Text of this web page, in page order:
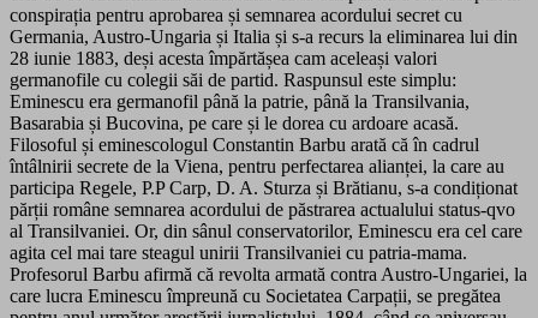
conspirația pentru aprobarea și semnarea acordului secret cu
Germania, Austro-Ungaria și Italia și s-a recurs la eliminarea lui din
28 iunie 1883, deși acesta împărtășea cam aceleași valori
germanofile cu colegii săi de partid. Raspunsul este simplu:
Eminescu era germanofil până la patrie, până la Transilvania,
Basarabia și Bucovina, pe care și le dorea cu ardoare acasă.
Filosoful și eminescologul Constantin Barbu arată că în cadrul
întâlnirii secrete de la Viena, pentru perfectarea alianței, la care au
participa Regele, P.P Carp, D. A. Sturza și Brătianu, s-a condiționat
părții române semnarea acordului de păstrarea actualului status-qvo
al Transilvaniei. Or, din sânul conservatorilor, Eminescu era cel care
agita cel mai tare steagul unirii Transilvaniei cu patria-mama.
Profesorul Barbu afirmă că revolta armată contra Austro-Ungariei, la
care lucra Eminescu împreună cu Societatea Carpații, se pregătea